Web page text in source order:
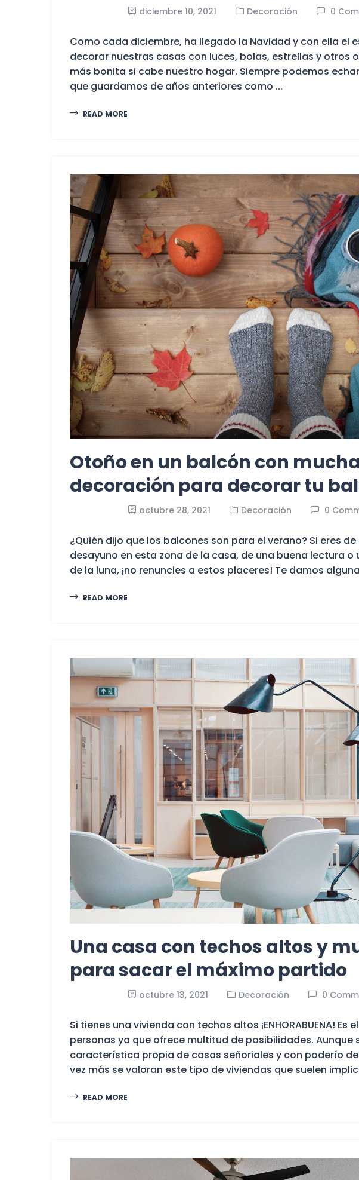
diciembre 10, 2021 Decoración 0
Como cada diciembre, ha llegado la Navidad y con ella el
decorar nuestras casas con luces, bolas, estrellas y otros
más bonita si cabe nuestro hogar. Siempre podemos
que guardamos de años anteriores como ...
READ MORE
Otoño en un balcón con
decoración para decorar tu
octubre 28, 2021 Decoración 0
¿Quién dijo que los balcones son para el verano? Si eres
desayuno en esta zona de la casa, de una buena lectura o
de la luna, ¡no renuncies a estos placeres! Te damos
READ MORE
Una casa con techos altos y
para sacar el máximo partido
octubre 13, 2021 Decoración 0
Si tienes una vivienda con techos altos ¡ENHORABUENA! Es
personas ya que ofrece multitud de posibilidades. Aunque
característica propia de casas señoriales y con poderío
vez más se valoran este tipo de viviendas que suelen
READ MORE